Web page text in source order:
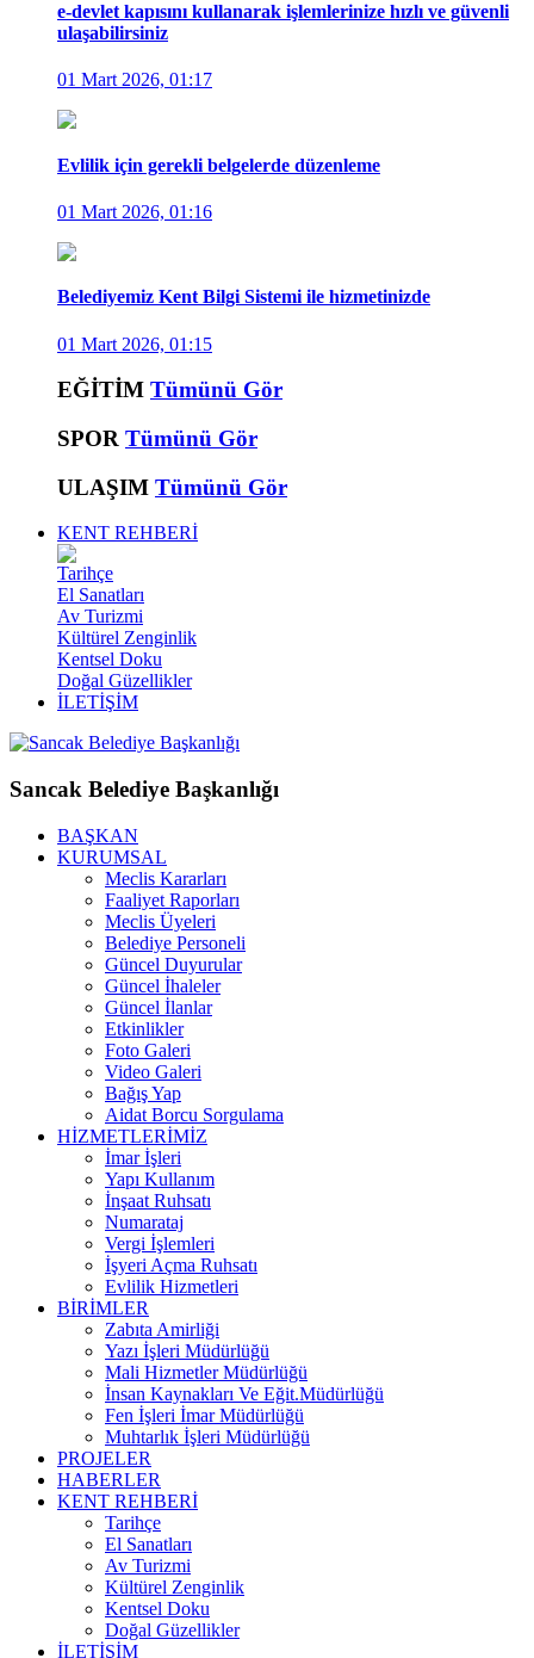
e-devlet kapısını kullanarak işlemlerinize hızlı ve güvenli
ulaşabilirsiniz
01 Mart 2026, 01:17
Evlilik için gerekli belgelerde düzenleme
01 Mart 2026, 01:16
Belediyemiz Kent Bilgi Sistemi ile hizmetinizde
01 Mart 2026, 01:15
EĞİTİM Tümünü Gör
SPOR Tümünü Gör
ULAŞIM Tümünü Gör
KENT REHBERİ
Tarihçe
El Sanatları
Av Turizmi
Kültürel Zenginlik
Kentsel Doku
Doğal Güzellikler
İLETİŞİM
Sancak Belediye Başkanlığı
BAŞKAN
KURUMSAL
Meclis Kararları
Faaliyet Raporları
Meclis Üyeleri
Belediye Personeli
Güncel Duyurular
Güncel İhaleler
Güncel İlanlar
Etkinlikler
Foto Galeri
Video Galeri
Bağış Yap
Aidat Borcu Sorgulama
HİZMETLERİMİZ
İmar İşleri
Yapı Kullanım
İnşaat Ruhsatı
Numarataj
Vergi İşlemleri
İşyeri Açma Ruhsatı
Evlilik Hizmetleri
BİRİMLER
Zabıta Amirliği
Yazı İşleri Müdürlüğü
Mali Hizmetler Müdürlüğü
İnsan Kaynakları Ve Eğit.Müdürlüğü
Fen İşleri İmar Müdürlüğü
Muhtarlık İşleri Müdürlüğü
PROJELER
HABERLER
KENT REHBERİ
Tarihçe
El Sanatları
Av Turizmi
Kültürel Zenginlik
Kentsel Doku
Doğal Güzellikler
İLETİŞİM